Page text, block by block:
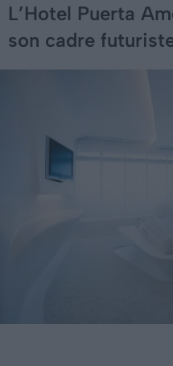
L’Hotel Puerta
son cadre